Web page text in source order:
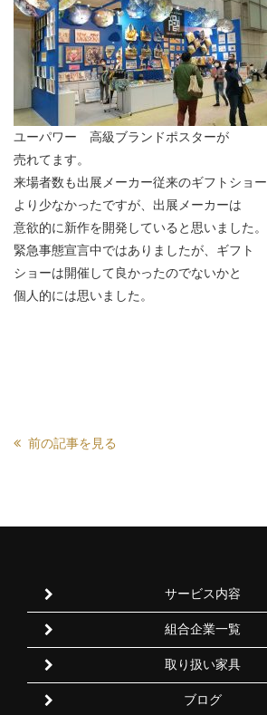
ユーパワー 高級ブランドポスターが
売れてます。
来場者数も出展メーカー従来のギフトショー
より少なかったですが、出展メーカーは
意欲的に新作を開発していると思いました。
緊急事態宣言中ではありましたが、ギフト
ショーは開催して良かったのでないかと
個人的には思いました。
前の記事を見る
サービス内容
組合企業一覧
取り扱い家具
ブログ